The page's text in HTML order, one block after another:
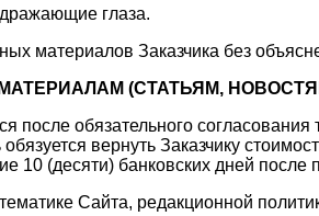
глаза.
материалов Заказчика без
(СТАТЬЯМ,
обязательного
вернуть Заказчику
10 (десяти) банковских дней
Сайта, редакционной